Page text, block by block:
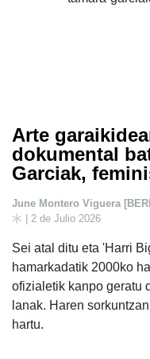
Arte
dokumental
Garciak,
June Montero Viguera
| 2 de Julio 2026
Sei atal ditu eta 'Harri
hamarkadatik 2000ko
ofizialetik kanpo geratu
lanak. Haren
hartu.